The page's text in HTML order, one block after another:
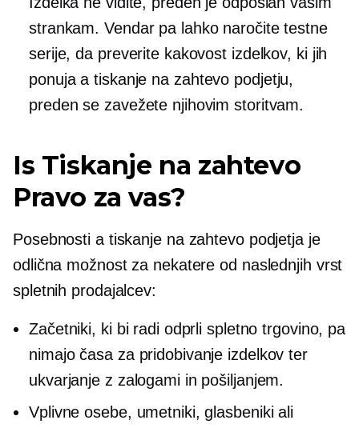
strankam. Vendar pa lahko naročite testne
serije, da preverite kakovost izdelkov, ki jih
ponuja atiskanje na zahtevo podjetju,
preden se zavežete njihovim storitvam.
Is Tiskanje na zahtevo
Pravo za vas?
Posebnosti a tiskanje na zahtevopodjetja je
odlična možnost za nekatere od naslednjih vrst
spletnih prodajalcev:
Začetniki, ki bi radi odprli spletno trgovino, pa
nimajo časa za pridobivanje izdelkov ter
ukvarjanje z zalogami in pošiljanjem.
Vplivne osebe, umetniki, glasbeniki ali